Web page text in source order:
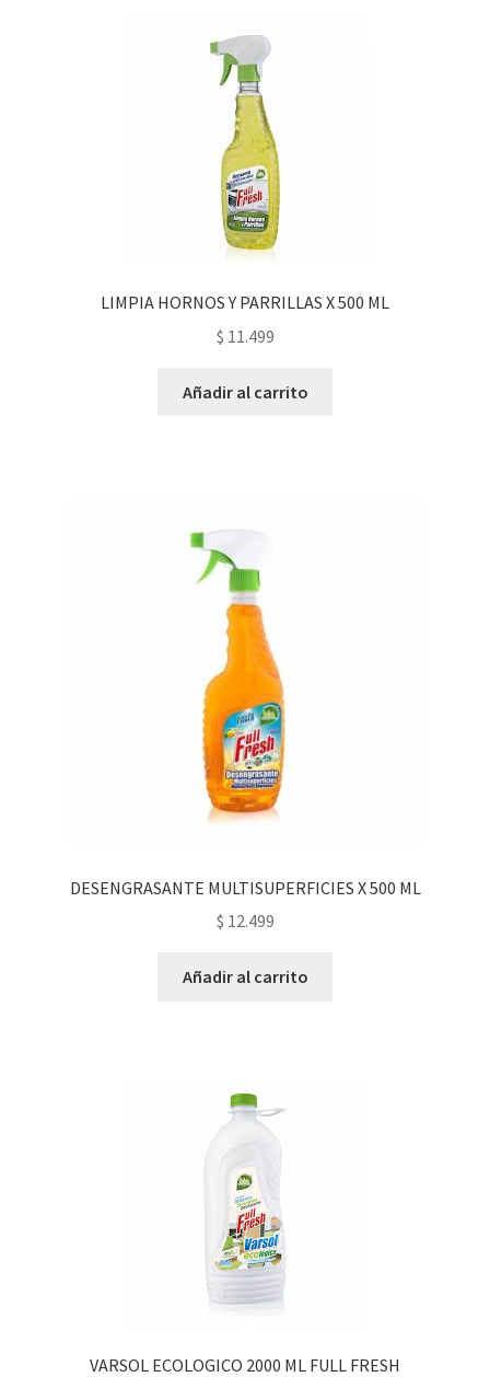
LIMPIA HORNOS Y PARRILLAS X 500 ML
$ 11.499
Añadir al carrito
DESENGRASANTE MULTISUPERFICIES X 500 ML
$ 12.499
Añadir al carrito
VARSOL ECOLOGICO 2000 ML FULL FRESH